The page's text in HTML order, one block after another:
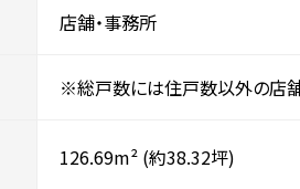
店舗・事務所
※総戸数には住戸数以外の店
126.69m² (約38.32坪)